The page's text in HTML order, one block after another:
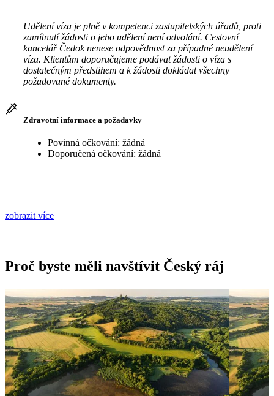
Udělení víza je plně v kompetenci zastupitelských úřadů, proti
zamítnutí žádosti o jeho udělení není odvolání. Cestovní
kancelář Čedok nenese odpovědnost za případné neudělení
víza. Klientům doporučujeme podávat žádosti o víza s
dostatečným předstihem a k žádosti dokládat všechny
požadované dokumenty.
Zdravotní informace a požadavky
Povinná očkování: žádná
Doporučená očkování: žádná
zobrazit více
Proč byste měli navštívit Český ráj